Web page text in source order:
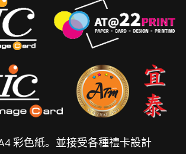
彩色紙。並接受各種禮卡設計